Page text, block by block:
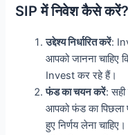
SIP में निवेश कैसे करें?
उद्देश्य निर्धारित करें:
आपको जानना चाहिए
Invest कर रहे हैं।
फंड का चयन करें:
आपको फंड का पिछला
हुए निर्णय लेना चाहिए।